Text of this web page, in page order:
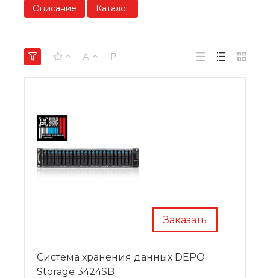
Описание Каталог
Заказать
Система хранения данных DEPO
Storage 3424SB